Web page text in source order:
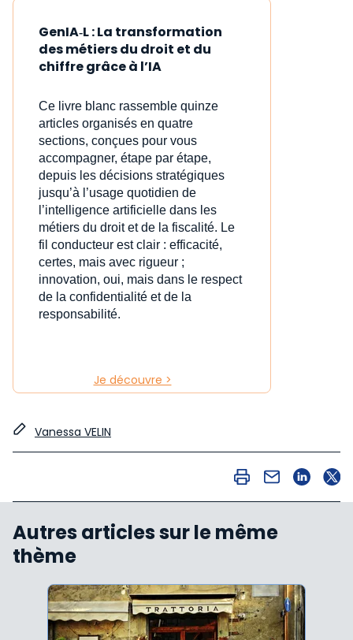
GenIA‑L : La transformation
des métiers du droit et du
chiffre grâce à l’IA
Ce livre blanc rassemble quinze
articles organisés en quatre
sections, conçues pour vous
accompagner, étape par étape,
depuis les décisions stratégiques
jusqu’à l’usage quotidien de
l’intelligence artificielle dans les
métiers du droit et de la fiscalité. Le
fil conducteur est clair : efficacité,
certes, mais avec rigueur ;
innovation, oui, mais dans le respect
de la confidentialité et de la
responsabilité.
Je découvre >
Vanessa VELIN
Autres articles sur le même
thème